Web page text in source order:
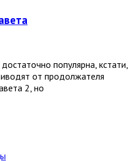
популярна, кстати,
от продолжателя
2, но